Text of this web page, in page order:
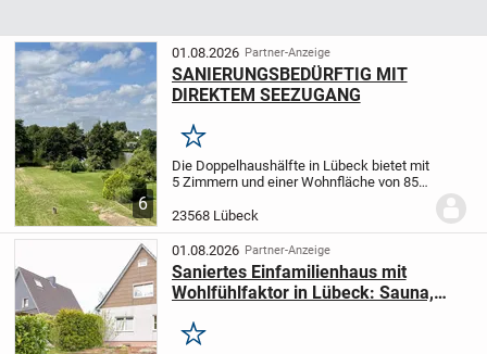
6
01.08.2026 Partner-Anzeige
SANIERUNGSBEDÜRFTIG MIT
DIREKTEM SEEZUGANG
Merken
Die Doppelhaushälfte in Lübeck bietet mit
5 Zimmern und einer Wohnfläche von 85
Grundstück von 750 m² am Mühlenteich
in Schlutup besticht durch seinen
Seezugang...
23568 Lübeck
01.08.2026 Partner-Anzeige
Saniertes Einfamilienhaus mit
Wohlfühlfaktor in Lübeck: Sauna,
Merken